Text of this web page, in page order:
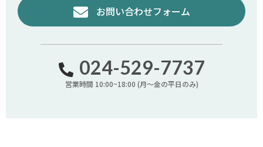
お問い合わせフォーム
024-529-7737
営業時間 10:00~18:00 (月〜金の平日のみ)